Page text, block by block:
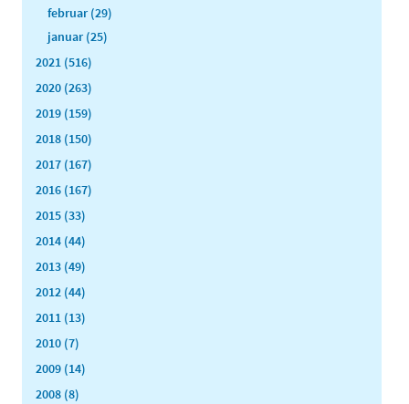
februar (29)
januar (25)
2021 (516)
2020 (263)
2019 (159)
2018 (150)
2017 (167)
2016 (167)
2015 (33)
2014 (44)
2013 (49)
2012 (44)
2011 (13)
2010 (7)
2009 (14)
2008 (8)